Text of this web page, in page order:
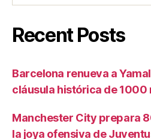
Recent Posts
Barcelona renueva a
cláusula histórica de 1000
Manchester City prepara
la joya ofensiva de